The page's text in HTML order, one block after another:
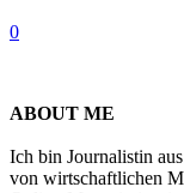
0
ABOUT ME
Ich bin Journalistin
von wirtschaftlichen